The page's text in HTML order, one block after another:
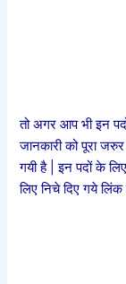
तो अगर आप भी इन
जानकारी को पूरा
गयी है | इन पदों के
लिए निचे दिए गये